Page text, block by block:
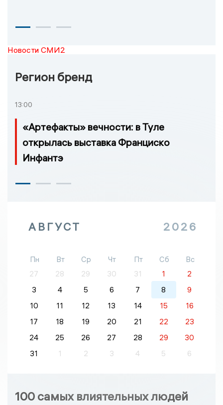
Новости СМИ2
Регион бренд
13:00
«Артефакты» вечности: в Туле
открылась выставка Франциско
Инфантэ
АВГУСТ 2026
Пн Вт Ср Чт Пт Сб
Вс
27
28 29 30 31 1
2
3
4 5 6 7 8
9
10
11 12 13 14 15
16
17
18 19 20 21 22
23
24
25 26 27 28 29
30
31
1 2 3 4 5 6
100 самых влиятельных людей